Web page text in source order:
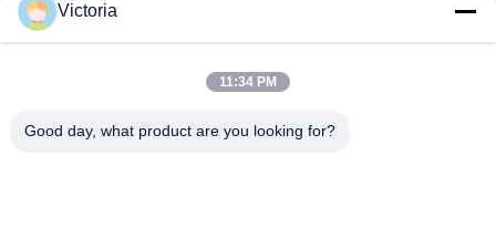
ส่ง
Victoria
11:34 PM
Good day, what product are you looking for?